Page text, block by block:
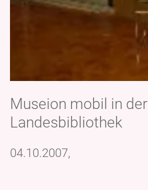
Museion mobil in der
Landesbibliothek
04.10.2007,